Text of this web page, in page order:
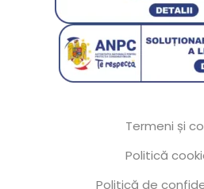
Termeni și
Politică
Politică de